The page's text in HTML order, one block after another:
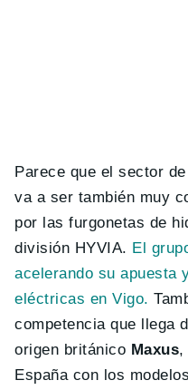
Parece que el sector
va a ser también muy
por las furgonetas de
división HYVIA. El
acelerando su apuesta
eléctricas en Vigo.
competencia que llega
origen británico Maxus,
España con los